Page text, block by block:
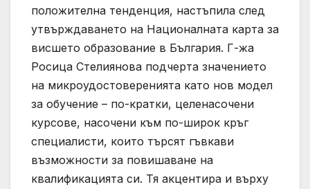
положителна тенденция, настъпила след
утвърждаването на Националната карта за
висшето образование в България. Г-жа
Росица Стелиянова подчерта значението
на микроудостоверенията като нов модел
за обучение – по-кратки, целенасочени
курсове, насочени към по-широк кръг
специалисти, които търсят гъвкави
възможности за повишаване на
квалификацията си. Тя акцентира и върху